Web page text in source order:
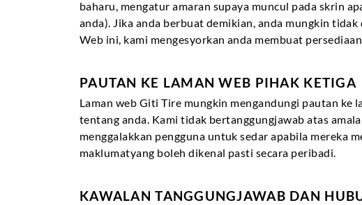
baharu, mengatur amaran supaya muncul pada skrin
anda). Jika anda berbuat demikian, anda mungkin
Web ini, kami mengesyorkan anda membuat
PAUTAN KE LAMAN WEB PIHAK KETIGA
Laman web Giti Tire mungkin mengandungi pautan
tentang anda. Kami tidak bertanggungjawab atas
menggalakkan pengguna untuk sedar apabila mereka
maklumatyang boleh dikenal pasti secara peribadi.
KAWALAN TANGGUNGJAWAB DAN